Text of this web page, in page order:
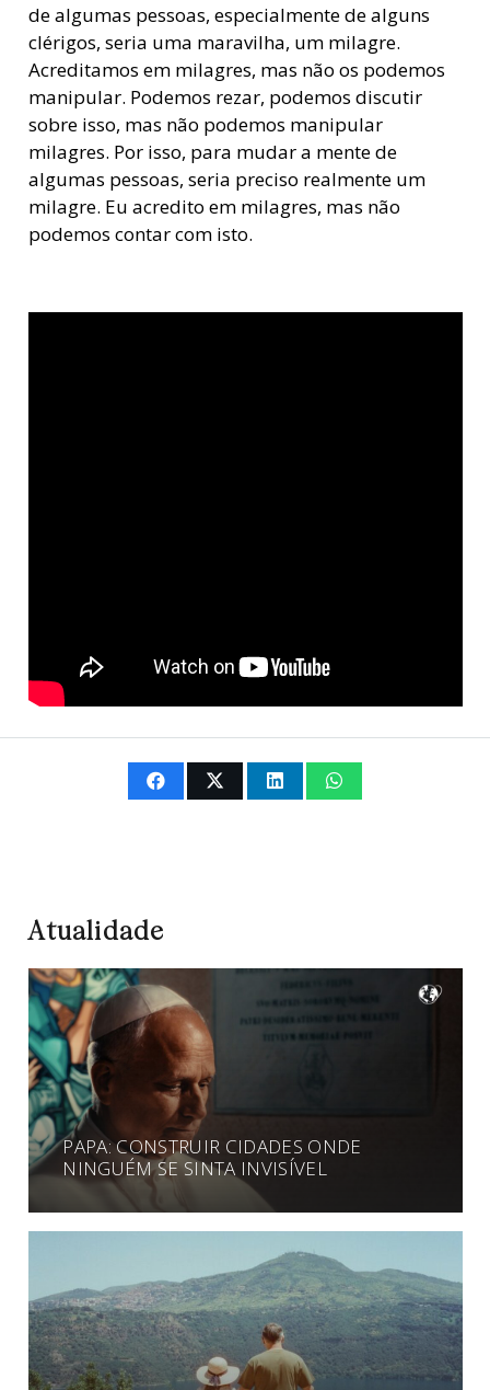
de algumas pessoas, especialmente de alguns
clérigos, seria uma maravilha, um milagre.
Acreditamos em milagres, mas não os podemos
manipular. Podemos rezar, podemos discutir
sobre isso, mas não podemos manipular
milagres. Por isso, para mudar a mente de
algumas pessoas, seria preciso realmente um
milagre. Eu acredito em milagres, mas não
podemos contar com isto.
Atualidade
PAPA: CONSTRUIR CIDADES ONDE
NINGUÉM SE SINTA INVISÍVEL